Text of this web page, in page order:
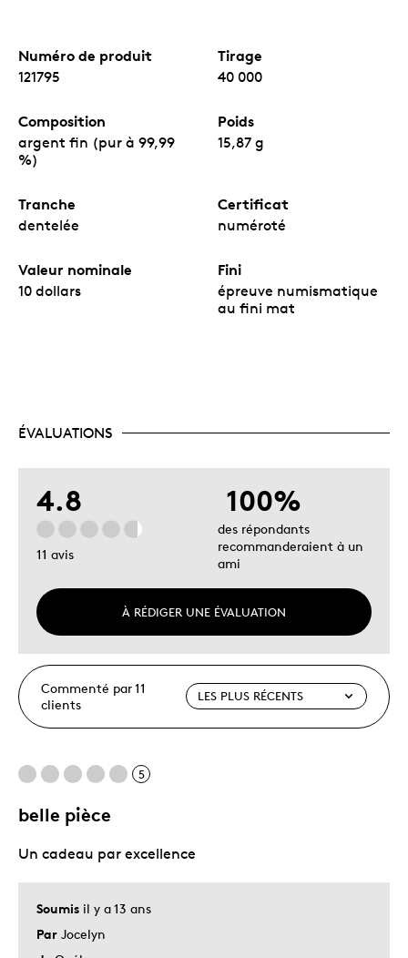
Numéro de produit
121795
Tirage
40 000
Composition
argent fin (pur à 99,99
%)
Poids
15,87 g
Tranche
dentelée
Certificat
numéroté
Valeur nominale
10 dollars
Fini
épreuve numismatique
au fini mat
ÉVALUATIONS
4.8
11 avis
À RÉDIGER UNE ÉVALUATION
100%
des répondants
recommanderaient à un
ami
Commenté par 11
clients
5
belle pièce
Soumis il y a 13 ans
Par Jocelyn
Un cadeau par excellence